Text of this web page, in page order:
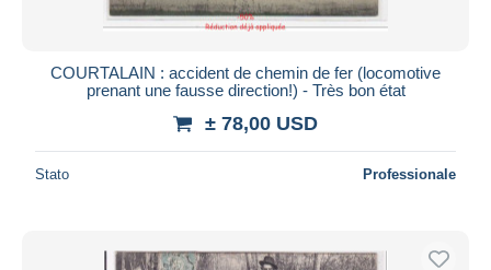
COURTALAIN : accident de chemin de fer (locomotive
prenant une fausse direction!) - Très bon état
± 78,00 USD
Stato Professionale